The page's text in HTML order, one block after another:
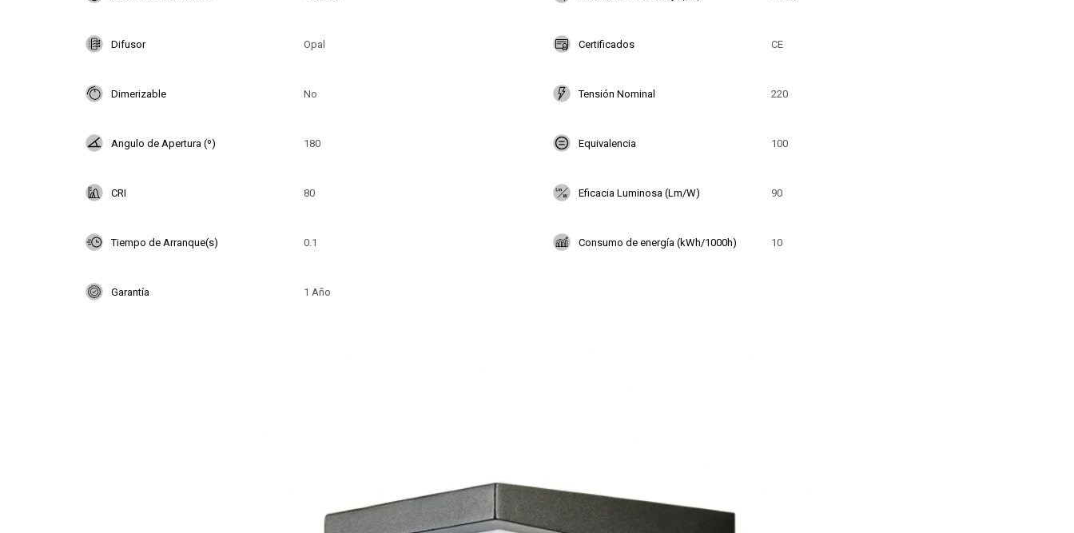
Difusor Opal Certificados CE
Dimerizable No Tensión Nominal 220
Angulo de Apertura (º) 180 Equivalencia 100
CRI 80 Eficacia Luminosa (Lm/W) 90
Tiempo de Arranque(s) 0.1 Consumo de energía (kWh/1000h) 10
Garantía 1 Año